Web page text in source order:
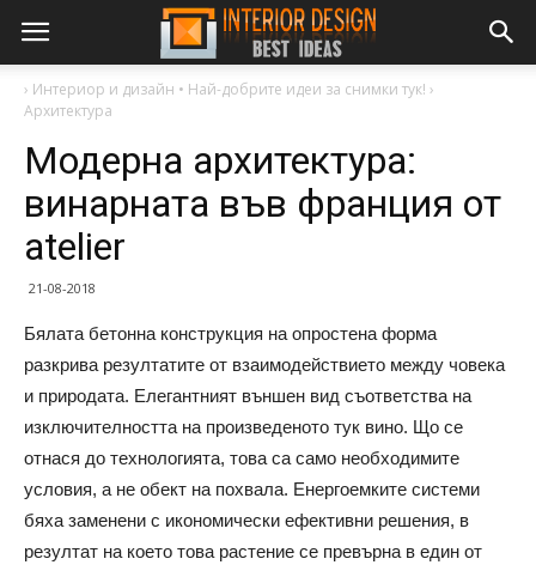
› Интериор и дизайн • Най-добрите идеи за снимки тук! ›
Архитектура
Модерна архитектура:
винарната във франция от
atelier
21-08-2018
Бялата бетонна конструкция на опростена форма
разкрива резултатите от взаимодействието между човека
и природата. Елегантният външен вид съответства на
изключителността на произведеното тук вино. Що се
отнася до технологията, това са само необходимите
условия, а не обект на похвала. Енергоемките системи
бяха заменени с икономически ефективни решения, в
резултат на което това растение се превърна в един от